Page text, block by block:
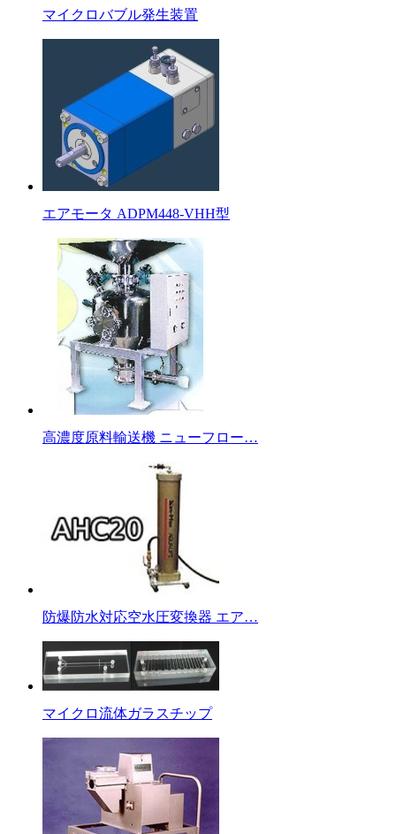
マイクロバブル発生装置
エアモータ ADPM448-VHH型
高濃度原料輸送機 ニューフロー…
防爆防水対応空水圧変換器 エア…
マイクロ流体ガラスチップ